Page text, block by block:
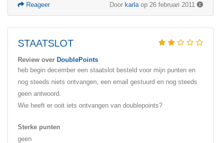
Door karla op 26 februari 2011
Reageer
STAATSLOT
Review over DoublePoints
heb begin december een staatslot besteld voor mijn punten en
nog steeds niets ontvangen, een email gestuurd en nog steeds
geen antwoord.
Wie heeft er ooit iets ontvangen van doublepoints?
Sterke punten
geen